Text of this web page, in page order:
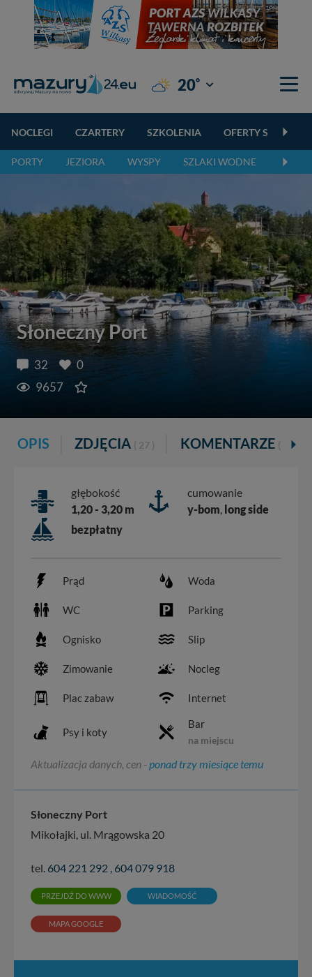
20° Giżycko
NOCLEGI CZARTERY SZKOLENIA OFERTY
PORTY JEZIORA WYSPY SZLAKI WODNE
Słoneczny Port
32
0
9657
OPIS ZDJĘCIA ( 27 ) KOMENTARZE ( 32 )
głębokość
1,20 - 3,20 m
cumowanie
y-bom, long side
bezpłatny
Prąd Woda
WC Parking
Ognisko Slip
Zimowanie Nocleg
Plac zabaw Internet
Psy i koty
Bar
na miejscu
Aktualizacja danych, cen -ponad trzy miesiące temu
Słoneczny Port
Mikołajki, ul. Mrągowska 20
tel. 604 221 292 , 604 079 918
PRZEJDŹ DO WWW WIADOMOŚĆ
MAPA GOOGLE